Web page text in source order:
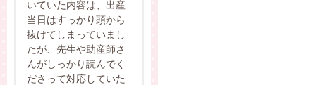
いていた内容は、出産
当日はすっかり頭から
抜けてしまっていまし
たが、先生や助産師さ
んがしっかり読んでく
ださって対応していた